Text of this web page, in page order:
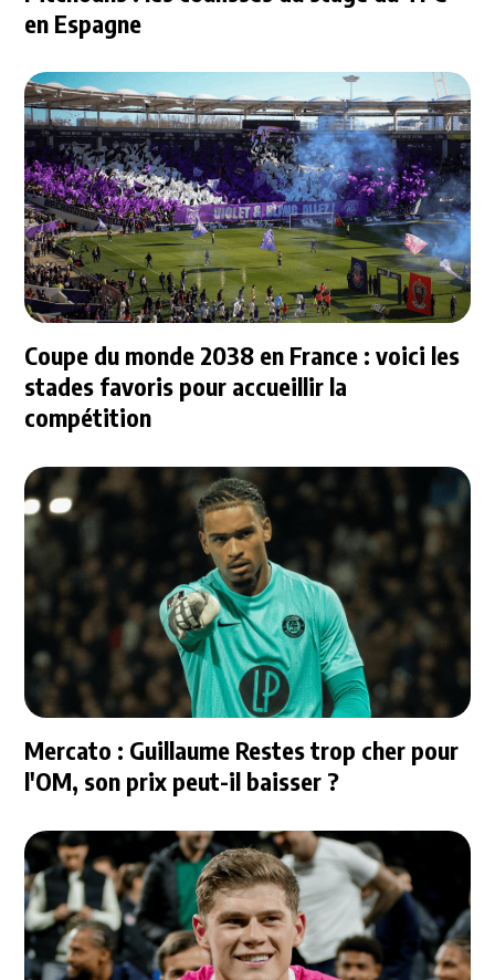
en Espagne
Coupe du monde 2038 en France : voici les
stades favoris pour accueillir la
compétition
Mercato : Guillaume Restes trop cher pour
l'OM, son prix peut-il baisser ?